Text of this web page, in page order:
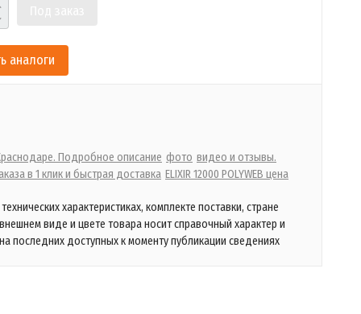
аналоги
Подробное описание фото видео и отзывы.
в 1 клик и быстрая доставка ELIXIR 12000 POLYWEB цена
характеристиках, комплекте поставки, стране
виде и цвете товара носит справочный характер и
последних доступных к моменту публикации сведениях